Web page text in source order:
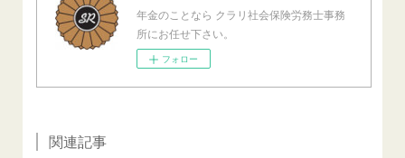
年金のことなら クラリ社会保険労務士事務
所にお任せ下さい。
フォロー
関連記事